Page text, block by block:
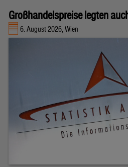
Großhandelspreise legten
6. August 2026, Wien